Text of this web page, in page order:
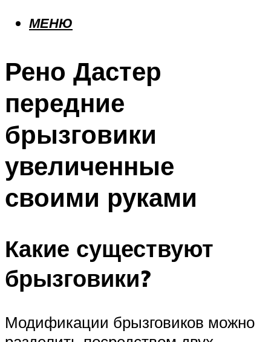
МЕНЮ
Рено Дастер
передние
брызговики
увеличенные
своими руками
Какие существуют
брызговики?
Модификации брызговиков можно